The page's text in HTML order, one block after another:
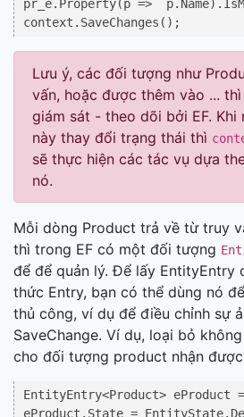
pr_e.Property(p =>
Lưu ý, các đối tượng như
vấn, hoặc được thêm vào ...
giám sát - theo dõi bởi EF. Khi
này thay đổi trạng thái thì
sẽ thực hiện các tác vụ dựa
nó.
Mỗi dòng Product trả về từ truy
thì trong EF có một đối tượng
để để quản lý. Để lấy EntityEntry
thức Entry, bạn có thể dùng nó
thủ công, ví dụ để điều chỉnh sự
SaveChange. Ví dụ, loại bỏ
cho đối tượng product nhận được
EntityEntry<Product>